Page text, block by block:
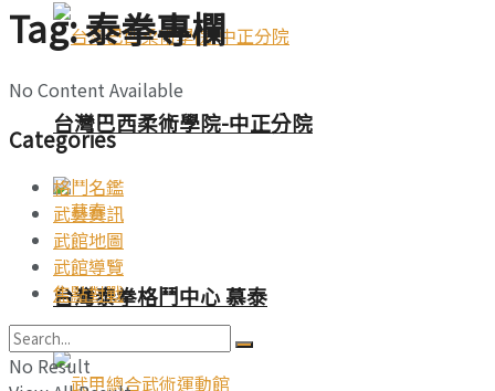
台灣巴西柔術學院-中正分院
台灣泰拳格鬥中心 慕泰
Tag:泰拳專欄
No Content Available
Categories
格鬥名鑑
武藝賽訊
武館地圖
武館導覽
焦點對戰
No Result